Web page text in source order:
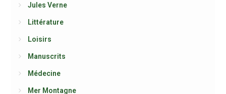
Jules Verne
Littérature
Loisirs
Manuscrits
Médecine
Mer Montagne